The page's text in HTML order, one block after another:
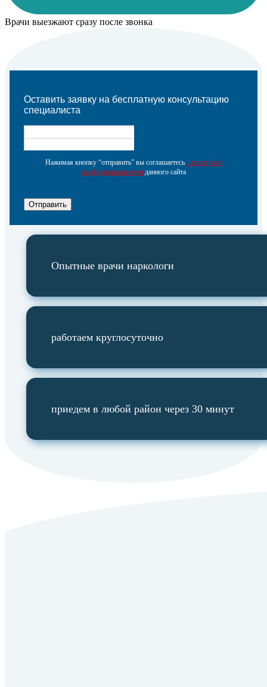
Врачи выезжают сразу после звонка
Оставить заявку на бесплатную консультацию
специалиста
Нажимая кнопку “отправить” вы соглашаетесь с политикой
конфеденциальностиданного сайта
Отправить
Опытные врачи наркологи
работаем круглосуточно
приедем в любой район через 30 минут